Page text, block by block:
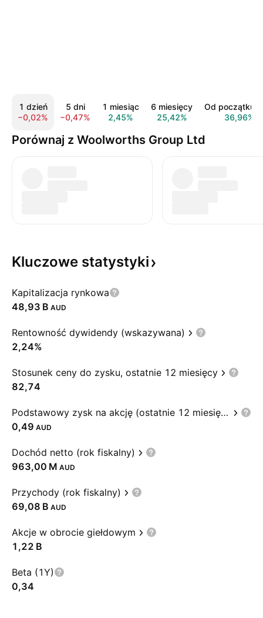
1 dzień
−0,02%
5 dni
−0,47%
1 miesiąc
2,45%
6 miesięcy
25,42%
Od początku
36,96%
Porównaj z Woolworths Group Ltd
Kluczowe statystyki
Kapitalizacja rynkowa
‪48,93 B‬ AUD
Rentowność dywidendy (wskazywana)
2,24%
Stosunek ceny do zysku, ostatnie 12 miesięcy
82,74
Podstawowy zysk na akcję (ostatnie 12 miesięcy)
0,49 AUD
Dochód netto (rok fiskalny)
‪963,00 M‬ AUD
Przychody (rok fiskalny)
‪69,08 B‬ AUD
Akcje w obrocie giełdowym
‪1,22 B‬
Beta (1Y)
0,34